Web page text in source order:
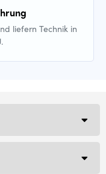
liefern Technik in